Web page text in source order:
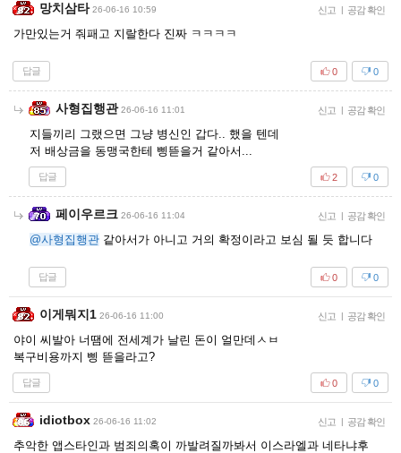
망치삼타 26-06-16 10:59 신고 | 공감 확인
가만있는거 줘패고 지랄한다 진짜 ㅋㅋㅋㅋ
답글 0
0
사형집행관 26-06-16 11:01 신고 | 공감 확인
지들끼리 그랬으면 그냥 병신인 갑다.. 했을 텐데
저 배상금을 동맹국한테 삥뜯을거 같아서...
답글 0
2
페이우르크 26-06-16 11:04 신고 | 공감 확인
@사형집행관 같아서가 아니고 거의 확정이라고 보심 될 듯 합니다
답글 0
0
이게뭐지1 26-06-16 11:00 신고 | 공감 확인
야이 씨발아 너땜에 전세계가 날린 돈이 얼만데ㅅㅂ
복구비용까지 삥 뜯을라고?
답글 0
0
idiotbox 26-06-16 11:02 신고 | 공감 확인
추악한 앱스타인과 범죄의혹이 까발려질까봐서 이스라엘과 네타냐후